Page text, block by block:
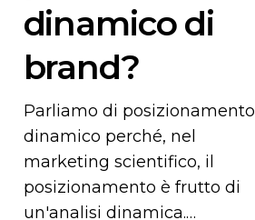
dinamico di
brand?
Parliamo di posizionamento
dinamico perché, nel
marketing scientifico, il
posizionamento è frutto di
un'analisi dinamica.…